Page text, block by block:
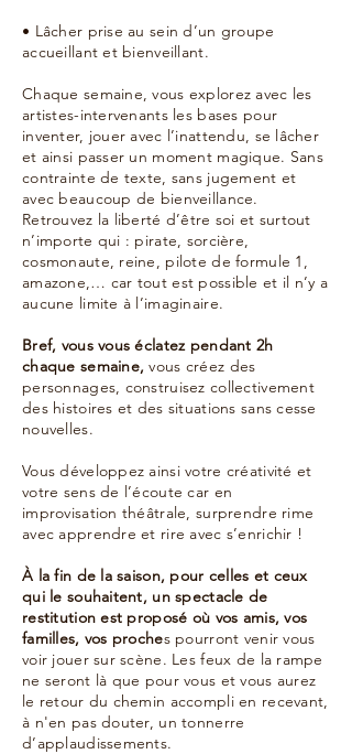
• Lâcher prise au sein d’un groupe
accueillant et bienveillant.
Chaque semaine, vous explorez avec les
artistes-intervenants les bases pour
inventer, jouer avec l’inattendu, se lâcher
et ainsi passer un moment magique. Sans
contrainte de texte, sans jugement et
avec beaucoup de bienveillance.
Retrouvez la liberté d’être soi et surtout
n’importe qui : pirate, sorcière,
cosmonaute, reine, pilote de formule 1,
amazone,… car tout est possible et il n’y a
aucune limite à l’imaginaire.
Bref, vous vous éclatez pendant 2h
chaque semaine, vous créez des
personnages, construisez collectivement
des histoires et des situations sans cesse
nouvelles.
Vous développez ainsi votre créativité et
votre sens de l’écoute car en
improvisation théâtrale, surprendre rime
avec apprendre et rire avec s’enrichir !
À la fin de la saison, pour celles et ceux
qui le souhaitent, un spectacle de
restitution est proposé où vos amis, vos
familles, vos proches pourront venir vous
voir jouer sur scène. Les feux de la rampe
ne seront là que pour vous et vous aurez
le retour du chemin accompli en recevant,
à n'en pas douter, un tonnerre
d’applaudissements.